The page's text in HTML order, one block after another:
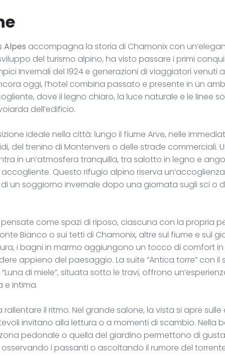
Alpes accompagna la storia di Chamonix con
del turismo alpino, ha visto passare i primi
Invernali del 1924 e generazioni di viaggiatori venuti
oggi, l’hotel combina passato e presente in un
dove il legno chiaro, la luce naturale e le linee
dell’edificio.
ideale nella città: lungo il fiume Arve, nelle
del trenino di Montenvers o delle strade commerciali.
in un’atmosfera tranquilla, tra salotto in legno e
Questo rifugio alpino riserva
un soggiorno invernale dopo una giornata sugli sci o
pensate come spazi di riposo, ciascuna con la propria
Bianco o sui tetti di Chamonix, altre sul fiume e sul
i bagni in marmo aggiungono un tocco di comfort in
appieno del paesaggio. La suite “Antica torre” con il
di miele”, situata sotto le travi, offrono
e intima.
il ritmo. Nel grande salone, la vista si apre sulle
invitano alla lettura o a momenti di scambio. Nella
pedonale o quella del giardino permettono di
i passanti o ascoltando il rumore del